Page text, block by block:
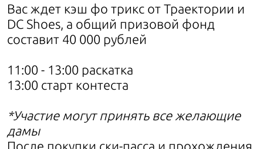
Вас ждет кэш фо трикс от Траектории и
DC Shoes, а общий призовой фонд
составит 40 000 рублей
11:00 - 13:00 раскатка
13:00 старт контеста
*Участие могут принять все желающие
дамы
После покупки ски-пасса и прохождения